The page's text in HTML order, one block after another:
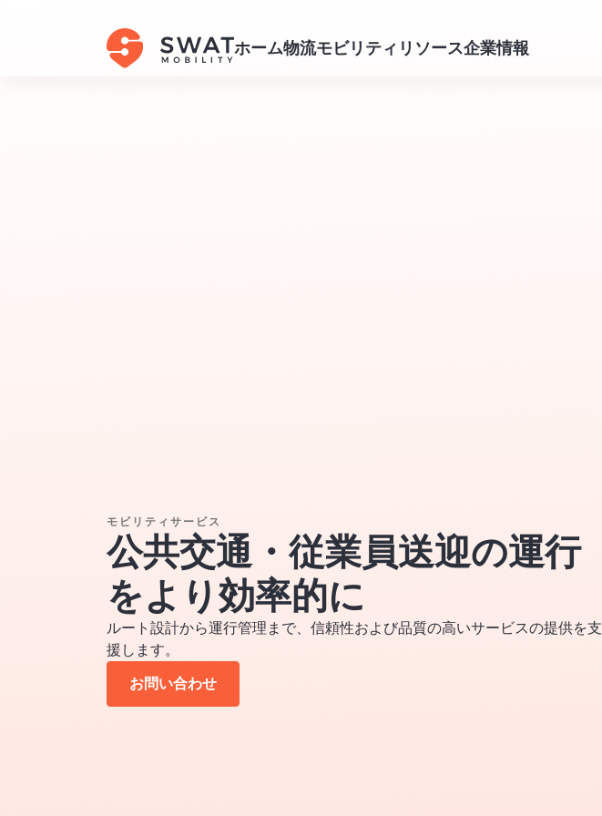
ホーム物流モビリティ リソース企業情報
モビリティサービス
公共交通・従業員送迎の運行
をより効率的に
ルート設計から運行管理まで、信頼性および品質の高いサービスの提供を支
援します。
お問い合わせ